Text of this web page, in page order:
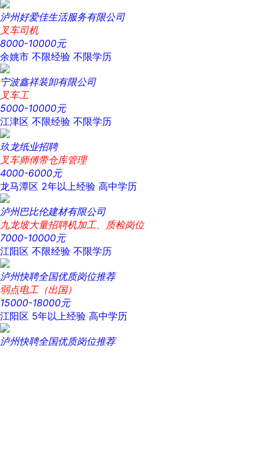
泸州好爱佳生活服务有限公司
叉车司机
8000-10000元
余姚市 不限经验 不限学历
宁波鑫祥装卸有限公司
叉车工
5000-10000元
江津区 不限经验 不限学历
玖龙纸业招聘
叉车师傅带仓库管理
4000-6000元
龙马潭区 2年以上经验 高中学历
泸州巴比伦建材有限公司
九龙坡大量招聘机加工、质检岗位
7000-10000元
江阳区 不限经验 不限学历
泸州快聘全国优质岗位推荐
弱点电工（出国）
15000-18000元
江阳区 5年以上经验 高中学历
泸州快聘全国优质岗位推荐